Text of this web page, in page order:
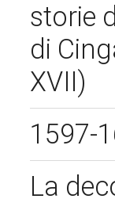
storie
di
XVII)
1597-
La